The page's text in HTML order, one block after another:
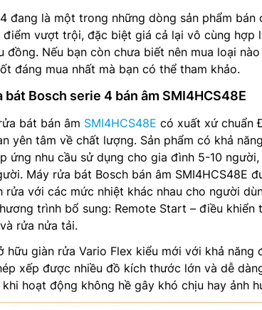
đang là một trong những dòng sản phẩm
điểm vượt trội, đặc biệt giá cả lại vô cùng hợp
đồng. Nếu bạn còn chưa biết nên mua loại
đáng mua nhất mà bạn có thể tham khảo.
bát Bosch serie 4 bán âm SMI4HCS48E
bát bán âm SMI4HCS48E có xuất xứ chuẩn
yên tâm về chất lượng. Sản phẩm có khả
ứng nhu cầu sử dụng cho gia đình 5-10
Máy rửa bát Bosch bán âm SMI4HCS48E
rửa với các mức nhiệt khác nhau cho người
trình bổ sung: Remote Start – điều
rửa nửa tải.
hữu giàn rửa Vario Flex kiểu mới với khả năng
xếp được nhiều đồ kích thước lớn và dễ
hoạt động không hề gây khó chịu hay ảnh